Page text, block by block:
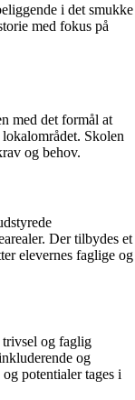
i det smukke
med fokus på
med det formål at
Skolen
og behov.
Der tilbydes et
elevernes faglige og
og faglig
og
potentialer tages i